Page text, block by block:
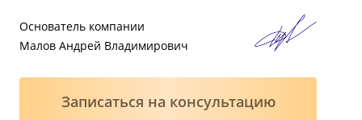
Основатель компании
Малов Андрей Владимирович
Записаться на консультацию